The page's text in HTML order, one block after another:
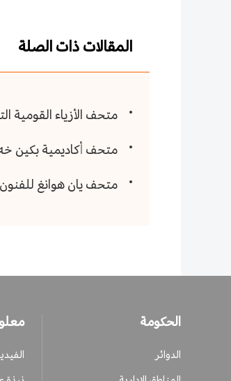
المقالات ذات الصلة
متحف الأزياء القومية
متحف أكاديمية بكين
متحف يان هوانغ للفنون
الحكومة
الدوائر